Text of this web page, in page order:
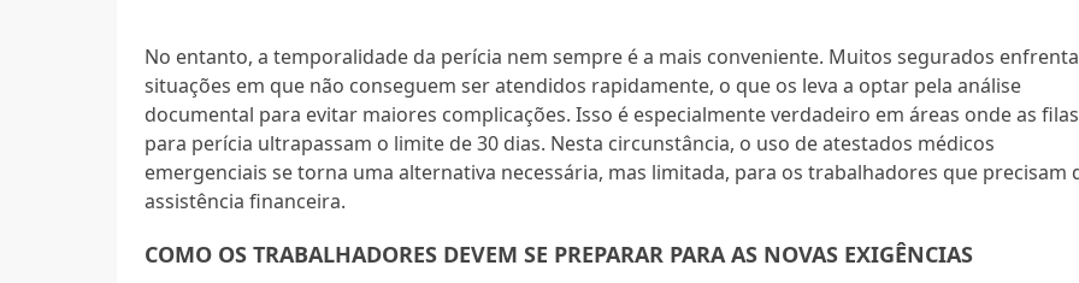
No entanto, a temporalidade da perícia nem sempre é a mais conveniente. Muitos segurados
situações em que não conseguem ser atendidos rapidamente, o que os leva a optar pela análise
documental para evitar maiores complicações. Isso é especialmente verdadeiro em áreas onde as filas
para perícia ultrapassam o limite de 30 dias. Nesta circunstância, o uso de atestados médicos
emergenciais se torna uma alternativa necessária, mas limitada, para os trabalhadores que precisam
assistência financeira.
COMO OS TRABALHADORES DEVEM SE PREPARAR PARA AS NOVAS EXIGÊNCIAS